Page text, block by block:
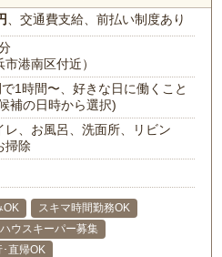
、交通費支給、前払い制度あり
市港南区付近）
1時間〜、好きな日に働くこと
補の日時から選択)
レ、お風呂、洗面所、リビン
掃除
OK
スキマ時間勤務OK
ハウスキーパー募集
･直帰OK